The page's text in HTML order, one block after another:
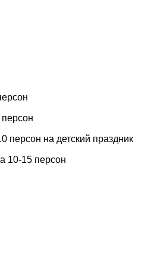
персон на детский праздник
10-15 персон